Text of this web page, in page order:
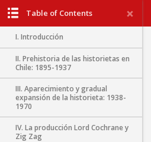
Table of Contents
I. Introducción
II. Prehistoria de las historietas en
Chile: 1895-1937
III. Aparecimiento y gradual
expansión de la historieta: 1938-
1970
IV. La producción Lord Cochrane y
Zig Zag